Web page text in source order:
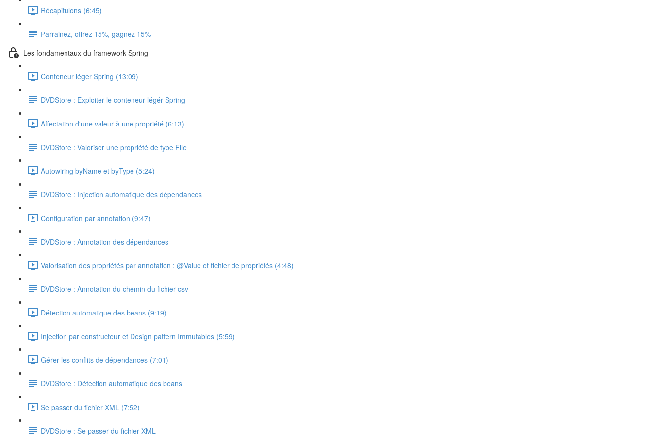
Récapitulons (6:45)
Parrainez, offrez 15%, gagnez 15%
Les fondamentaux du framework Spring
Conteneur léger Spring (13:09)
DVDStore : Exploiter le conteneur légér Spring
Affectation d'une valeur à une propriété (6:13)
DVDStore : Valoriser une propriété de type File
Autowiring byName et byType (5:24)
DVDStore : Injection automatique des dépendances
Configuration par annotation (9:47)
DVDStore : Annotation des dépendances
Valorisation des propriétés par annotation : @Value et fichier de propriétés (4:48)
DVDStore : Annotation du chemin du fichier csv
Détection automatique des beans (9:19)
Injection par constructeur et Design pattern Immutables (5:59)
Gérer les conflits de dépendances (7:01)
DVDStore : Détection automatique des beans
Se passer du fichier XML (7:52)
DVDStore : Se passer du fichier XML